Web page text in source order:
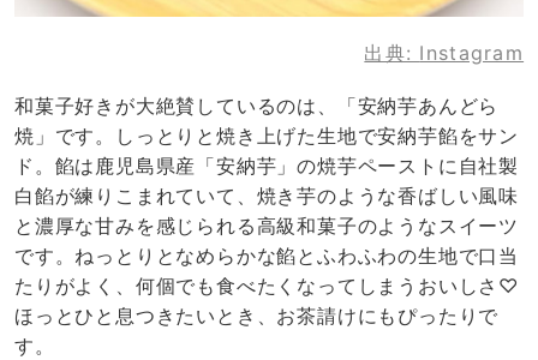
出典: Instagram
和菓子好きが大絶賛しているのは、「安納芋あんどら
焼」です。しっとりと焼き上げた生地で安納芋餡をサン
ド。餡は鹿児島県産「安納芋」の焼芋ペーストに自社製
白餡が練りこまれていて、焼き芋のような香ばしい風味
と濃厚な甘みを感じられる高級和菓子のようなスイーツ
です。ねっとりとなめらかな餡とふわふわの生地で口当
たりがよく、何個でも食べたくなってしまうおいしさ♡
ほっとひと息つきたいとき、お茶請けにもぴったりで
す。